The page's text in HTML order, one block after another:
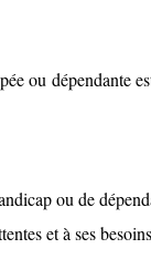
ou dépendante
ou de
etàses